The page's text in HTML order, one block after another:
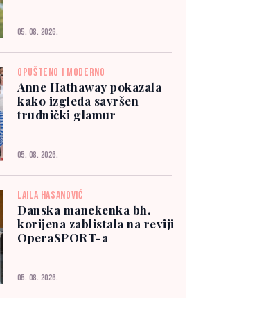
05. 08. 2026.
OPUŠTENO I MODERNO
Anne Hathaway pokazala
kako izgleda savršen
trudnički glamur
05. 08. 2026.
LAILA HASANOVIĆ
Danska manekenka bh.
korijena zablistala na reviji
OperaSPORT-a
05. 08. 2026.